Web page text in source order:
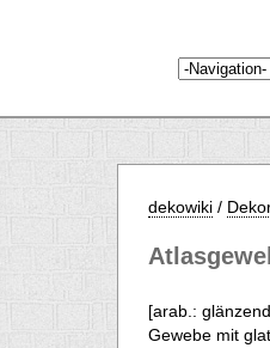
dekowiki /
[arab.:
Gewebe mit